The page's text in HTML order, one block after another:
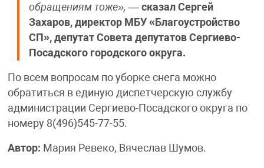
обращениям тоже», — сказал Сергей
Захаров, директор МБУ «Благоустройство
СП», депутат Совета депутатов Сергиево-
Посадского городского округа.
По всем вопросам по уборке снега можно
обратиться в единую диспетчерскую службу
администрации Сергиево-Посадского округа по
номеру 8(496)545-77-55.
Автор: Мария Ревеко, Вячеслав Шумов.